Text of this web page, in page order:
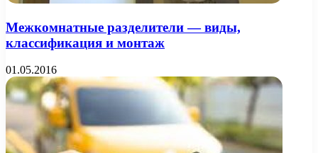
Межкомнатные разделители — виды,
классификация и монтаж
01.05.2016